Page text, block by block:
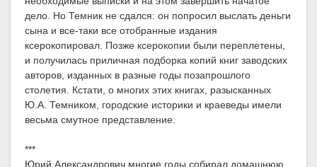
дело. Но Темник не сдался: он попросил выслать деньги
сына и все-таки все отобранные издания
ксерокопировал. Позже ксерокопии были переплетены,
и получилась приличная подборка копий книг заводских
авторов, изданных в разные годы позапрошлого
столетия. Кстати, о многих этих книгах, разысканных
Ю.А. Темником, городские историки и краеведы имели
весьма смутное представление.
***
Юрий Александрович многие годы собирал домашнюю